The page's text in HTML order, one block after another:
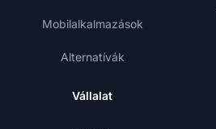
Mobilalkalmazások
Alternatívák
Vállalat